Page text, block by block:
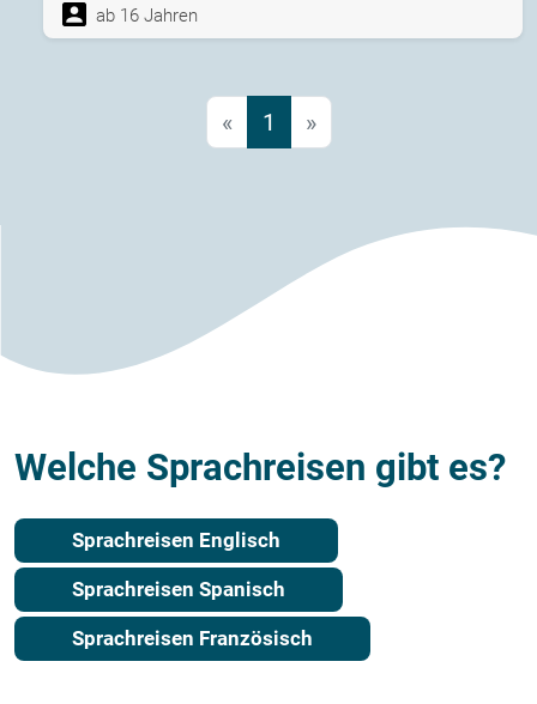
ab 16 Jahren
« 1 »
Welche Sprachreisen gibt es?
Sprachreisen Englisch
Sprachreisen Spanisch
Sprachreisen Französisch